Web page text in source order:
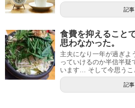
記
食費を抑えること
思わなかった。
主夫になり一年が過ぎよ
っていけるのか半信半
います… そして今思うこ
記